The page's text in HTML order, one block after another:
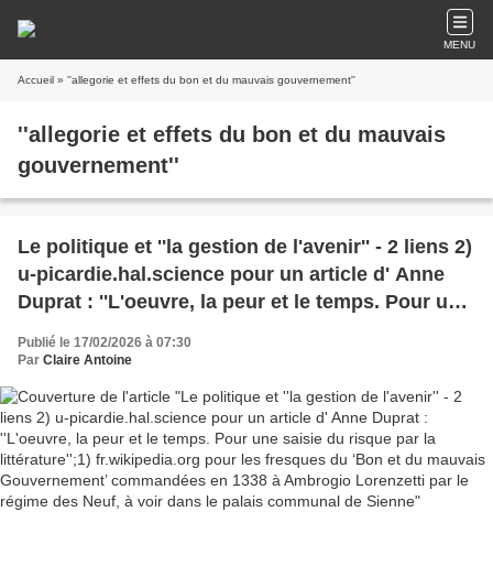
MENU
Accueil » ''allegorie et effets du bon et du mauvais gouvernement''
''allegorie et effets du bon et du mauvais
gouvernement''
Le politique et ''la gestion de l'avenir'' - 2 liens 2)
u-picardie.hal.science pour un article d' Anne
Duprat : ''L'oeuvre, la peur et le temps. Pour une
saisie du risque par la littérature'';1)
fr.wikipedia.org pour les fresques du ‘Bon et du
Ambrogio Lorenzetti par le régime des Neuf, à
voir dans le palais communal de Sienne
Publié le 17/02/2026 à 07:30
Par Claire Antoine